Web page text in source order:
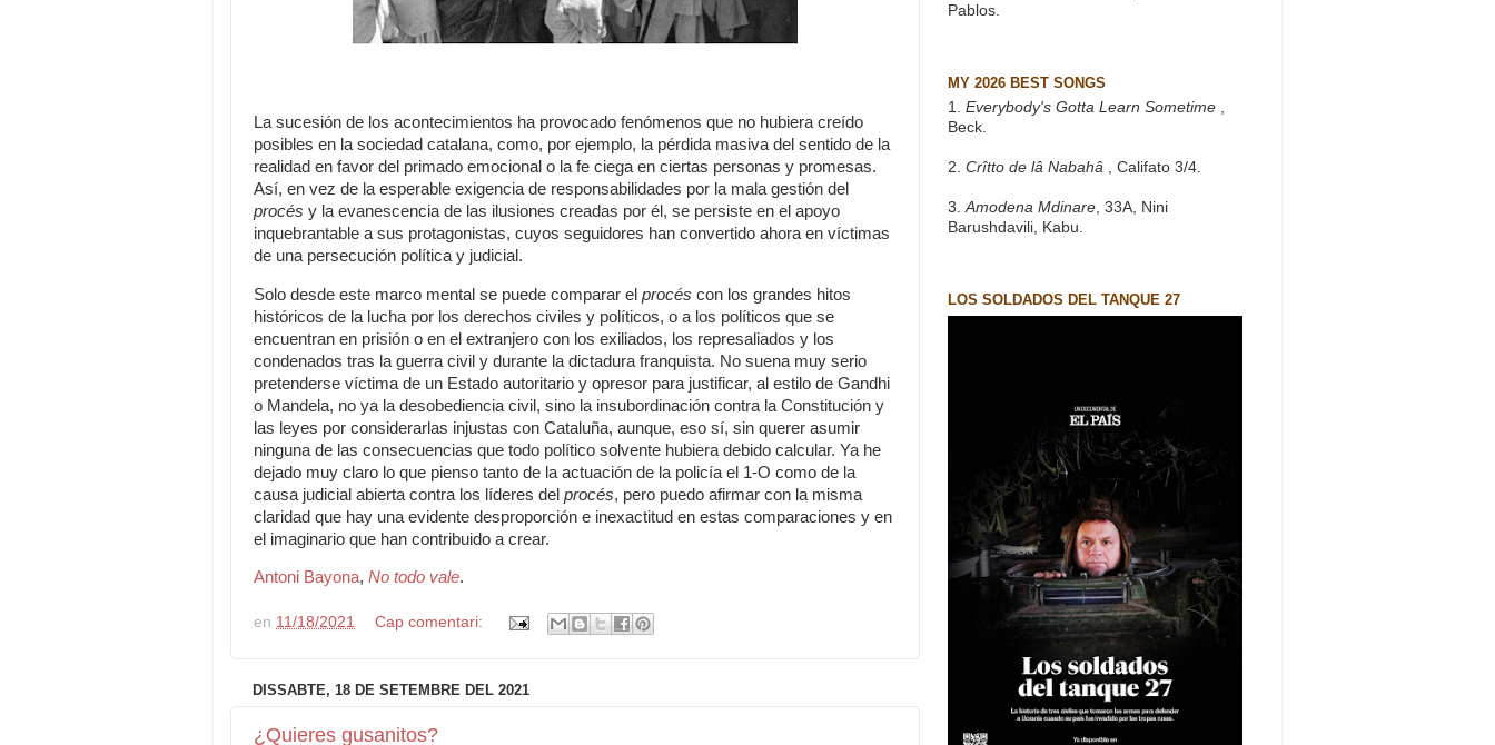
La sucesión de los acontecimientos ha provocado fenómenos que no hubiera creído
posibles en la sociedad catalana, como, por ejemplo, la pérdida masiva del sentido de la
realidad en favor del primado emocional o la fe ciega en ciertas personas y promesas.
Así, en vez de la esperable exigencia de responsabilidades por la mala gestión del
procés y la evanescencia de las ilusiones creadas por él, se persiste en el apoyo
inquebrantable a sus protagonistas, cuyos seguidores han convertido ahora en víctimas
de una persecución política y judicial.
Solo desde este marco mental se puede comparar el procés con los grandes hitos
históricos de la lucha por los derechos civiles y políticos, o a los políticos que se
encuentran en prisión o en el extranjero con los exiliados, los represaliados y los
condenados tras la guerra civil y durante la dictadura franquista. No suena muy serio
pretenderse víctima de un Estado autoritario y opresor para justificar, al estilo de Gandhi
o Mandela, no ya la desobediencia civil, sino la insubordinación contra la Constitución y
las leyes por considerarlas injustas con Cataluña, aunque, eso sí, sin querer asumir
ninguna de las consecuencias que todo político solvente hubiera debido calcular. Ya he
dejado muy claro lo que pienso tanto de la actuación de la policía el 1-O como de la
causa judicial abierta contra los líderes del procés, pero puedo afirmar con la misma
claridad que hay una evidente desproporción e inexactitud en estas comparaciones y en
el imaginario que han contribuido a crear.
Antoni Bayona, No todo vale.
en 11/18/2021 Cap comentari:
DISSABTE, 18 DE SETEMBRE DEL 2021
¿Quieres gusanitos?
Pablos.
MY 2026 BEST SONGS
1. Everybody's Gotta Learn Sometime ,
Beck.
2. Crîtto de lâ Nabahâ , Califato 3/4.
3.Amodena Mdinare, 33A, Nini
Barushdavili, Kabu.
LOS SOLDADOS DEL TANQUE 27